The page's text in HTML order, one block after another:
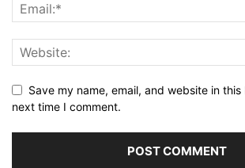
Save my name, email, and website in
next time I comment.